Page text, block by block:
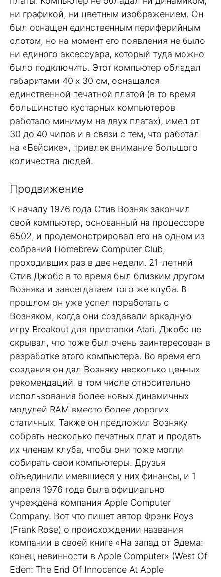
ни графикой, ни цветным изображением. Он
был оснащен единственным периферийным
слотом, но на момент его появления не было
ни единого аксессуара, который туда можно
было подключить. Этот компьютер обладал
габаритами 40 х 30 см, оснащался
единственной печатной платой (в то время
большинство кустарных компьютеров
работало минимум на двух платах), имел от
30 до 40 чипов и в связи с тем, что работал
на «Бейсике», привлек внимание большого
количества людей.
Продвижение
К началу 1976 года Стив Возняк закончил
свой компьютер, основанный на процессоре
6502, и продемонстрировал его на одном из
собраний Homebrew Computer Club,
проходивших раз в две недели. 21-летний
Стив Джобс в то время был близким другом
Возняка и завсегдатаем того же клуба. В
прошлом он уже успел поработать с
Возняком, когда они создавали аркадную
игру Breakout для приставки Atari. Джобс не
скрывал, что тоже был очень заинтересован в
разработке этого компьютера. Во время его
создания он дал Возняку несколько ценных
рекомендаций, в том числе относительно
использования более новых динамичных
модулей RAM вместо более дорогих
статичных. Также он предложил Возняку
собрать несколько печатных плат и продать
их членам клуба, чтобы они тоже могли
собирать свои компьютеры. Друзья
объединили имевшиеся у них финансы, и 1
апреля 1976 года была официально
учреждена компания Apple Computer
Company. Вот что пишет автор Фрэнк Роуз
(Frank Rose) о происхождении названия
компании в своей книге «На запад от Эдема:
конец невинности в Apple Computer» (West Of
Eden: The End Of Innocence At Apple